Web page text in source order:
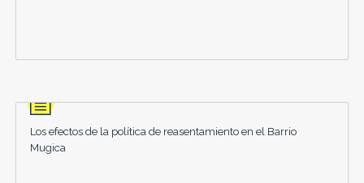
Los efectos de la política de reasentamiento en el Barrio
Mugica